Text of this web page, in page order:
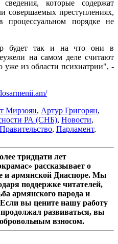
которые содержат
совершаемых преступлениях,
порядке не
будет так и на что они в
на самом деле считают
уже из области психиатрии", -
Мирзоян, Артур Григорян,
РА (СНБ), Новости,
Правительство, Парламент,
тридцати лет
рассказывает о
и армянской Диаспоре. Мы
поддержке читателей,
армянского народа и
вы цените нашу работу
развиваться, вы
взносом.